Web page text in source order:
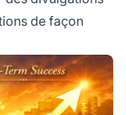
de façon